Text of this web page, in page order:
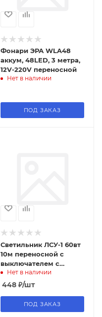
Фонари ЭРА WLA48
аккум, 48LED, 3 метра,
12V-220V переносной
Нет в наличии
ПОД ЗАКАЗ
Светильник ЛСУ-1 60вт
10м переносной с
выключателем с
решеткой
Нет в наличии
448₽/шт
ПОД ЗАКАЗ